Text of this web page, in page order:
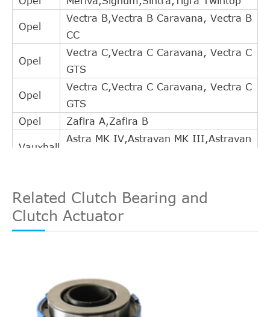
Opel
Vectra B,Vectra B Caravana, Vectra B
CC
Opel
Vectra C,Vectra C Caravana, Vectra C
GTS
Opel
Vectra C,Vectra C Caravana, Vectra C
GTS
Opel
Zafira A,Zafira B
Vauxhall
Astra MK IV,Astravan MK III,Astravan
MK IV
Related Clutch Bearing and
Clutch Actuator